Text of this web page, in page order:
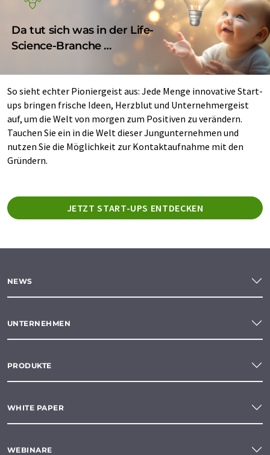
Da tut sich was in der Life-
Science-Branche …
So sieht echter Pioniergeist aus: Jede Menge innovative Start-
ups bringen frische Ideen, Herzblut und Unternehmergeist
auf, um die Welt von morgen zum Positiven zu verändern.
Tauchen Sie ein in die Welt dieser Jungunternehmen und
nutzen Sie die Möglichkeit zur Kontaktaufnahme mit den
Gründern.
JETZT START-UPS ENTDECKEN
NEWS
UNTERNEHMEN
PRODUKTE
WHITE PAPER
WEBINARE